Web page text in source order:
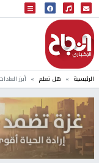
البث المباشر
إذاعة النجاح
الرئيسية هل تعلم أبرز